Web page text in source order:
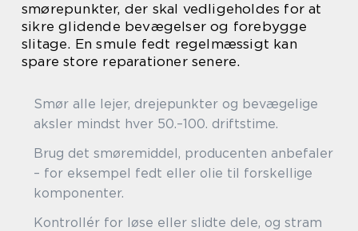
smørepunkter, der skal vedligeholdes for at
sikre glidende bevægelser og forebygge
slitage. En smule fedt regelmæssigt kan
spare store reparationer senere.
Smør alle lejer, drejepunkter og bevægelige
aksler mindst hver 50.–100. driftstime.
Brug det smøremiddel, producenten anbefaler
– for eksempel fedt eller olie til forskellige
komponenter.
Kontrollér for løse eller slidte dele, og stram